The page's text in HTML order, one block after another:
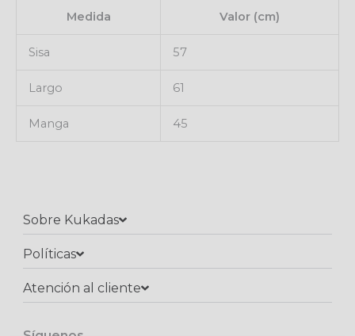
Medida Valor (cm)
Sisa 57
Largo 61
Manga 45
Sobre Kukadas
Políticas
Atención al cliente​